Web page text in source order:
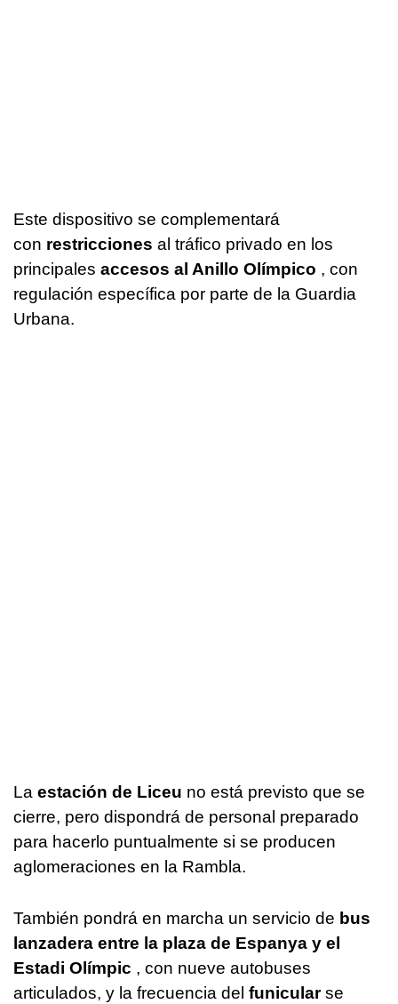
Este dispositivo se complementará
con restricciones al tráfico privado en los
principales accesos al Anillo Olímpico , con
regulación específica por parte de la Guardia
Urbana.
La estación de Liceu no está previsto que se
cierre, pero dispondrá de personal preparado
para hacerlo puntualmente si se producen
aglomeraciones en la Rambla.
También pondrá en marcha un servicio de bus
lanzadera entre la plaza de Espanya y el
Estadi Olímpic , con nueve autobuses
articulados, y la frecuencia del funicularse